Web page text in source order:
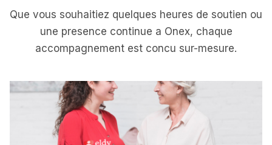
Que vous souhaitiez quelques heures de soutien ou
une presence continue a Onex, chaque
accompagnement est concu sur-mesure.